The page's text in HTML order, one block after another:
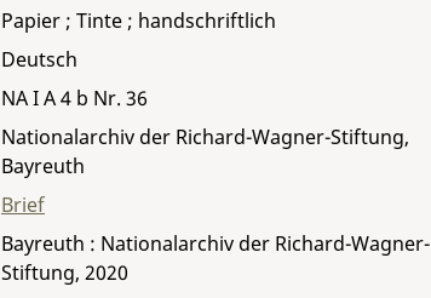
Papier ; Tinte ; handschriftlich
Deutsch
NA I A 4 b Nr. 36
Nationalarchiv der Richard-Wagner-Stiftung,
Bayreuth
Brief
Bayreuth : Nationalarchiv der Richard-Wagner-
Stiftung, 2020